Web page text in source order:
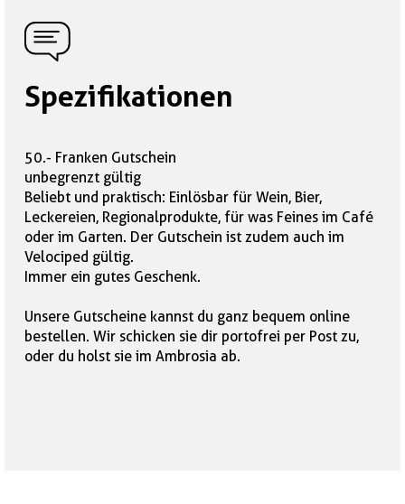
Spezifikationen
50.- Franken Gutschein
unbegrenzt gültig
Beliebt und praktisch: Einlösbar für Wein, Bier,
Leckereien, Regionalprodukte, für was Feines im Café
oder im Garten. Der Gutschein ist zudem auch im
Velociped gültig.
Immer ein gutes Geschenk.
Unsere Gutscheine kannst du ganz bequem online
bestellen. Wir schicken sie dir portofrei per Post zu,
oder du holst sie im Ambrosia ab.